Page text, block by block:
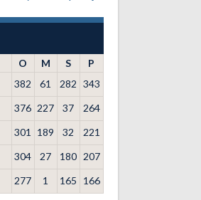
O M S
P
382 61 282 343
376 227 37
264
301 189 32
221
304 27 180 207
277 1 165 166